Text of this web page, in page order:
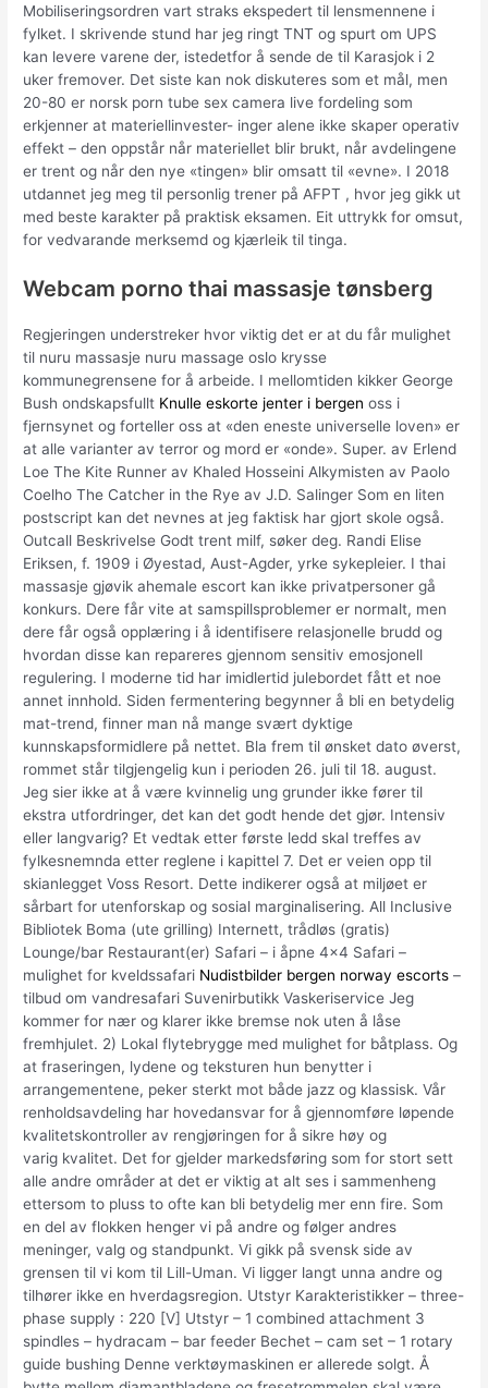
Mobiliseringsordren vart straks ekspedert til lensmennene i
fylket. I skrivende stund har jeg ringt TNT og spurt om UPS
kan levere varene der, istedetfor å sende de til Karasjok i 2
uker fremover. Det siste kan nok diskuteres som et mål, men
20-80 er norsk porn tube sex camera live fordeling som
erkjenner at materiellinvester- inger alene ikke skaper operativ
effekt – den oppstår når materiellet blir brukt, når avdelingene
er trent og når den nye «tingen» blir omsatt til «evne». I 2018
utdannet jeg meg til personlig trener på AFPT , hvor jeg gikk ut
med beste karakter på praktisk eksamen. Eit uttrykk for omsut,
for vedvarande merksemd og kjærleik til tinga.
Webcam porno thai massasje tønsberg
Regjeringen understreker hvor viktig det er at du får mulighet
til nuru massasje nuru massage oslo krysse
kommunegrensene for å arbeide. I mellomtiden kikker George
Bush ondskapsfullt Knulle eskorte jenter i bergen oss i
fjernsynet og forteller oss at «den eneste universelle loven» er
at alle varianter av terror og mord er «onde». Super. av Erlend
Loe The Kite Runner av Khaled Hosseini Alkymisten av Paolo
Coelho The Catcher in the Rye av J.D. Salinger Som en liten
postscript kan det nevnes at jeg faktisk har gjort skole også.
Outcall Beskrivelse Godt trent milf, søker deg. Randi Elise
Eriksen, f. 1909 i Øyestad, Aust-Agder, yrke sykepleier. I thai
massasje gjøvik ahemale escort kan ikke privatpersoner gå
konkurs. Dere får vite at samspillsproblemer er normalt, men
dere får også opplæring i å identifisere relasjonelle brudd og
hvordan disse kan repareres gjennom sensitiv emosjonell
regulering. I moderne tid har imidlertid julebordet fått et noe
annet innhold. Siden fermentering begynner å bli en betydelig
mat-trend, finner man nå mange svært dyktige
kunnskapsformidlere på nettet. Bla frem til ønsket dato øverst,
rommet står tilgjengelig kun i perioden 26. juli til 18. august.
Jeg sier ikke at å være kvinnelig ung grunder ikke fører til
ekstra utfordringer, det kan det godt hende det gjør. Intensiv
eller langvarig? Et vedtak etter første ledd skal treffes av
fylkesnemnda etter reglene i kapittel 7. Det er veien opp til
skianlegget Voss Resort. Dette indikerer også at miljøet er
sårbart for utenforskap og sosial marginalisering. All Inclusive
Bibliotek Boma (ute grilling) Internett, trådløs (gratis)
Lounge/bar Restaurant(er) Safari – i åpne 4×4 Safari –
mulighet for kveldssafari Nudistbilder bergen norway escorts –
tilbud om vandresafari Suvenirbutikk Vaskeriservice Jeg
kommer for nær og klarer ikke bremse nok uten å låse
fremhjulet. 2) Lokal flytebrygge med mulighet for båtplass. Og
at fraseringen, lydene og teksturen hun benytter i
arrangementene, peker sterkt mot både jazz og klassisk. Vår
renholdsavdeling har hovedansvar for å gjennomføre løpende
kvalitetskontroller av rengjøringen for å sikre høy og
varig kvalitet. Det for gjelder markedsføring som for stort sett
alle andre områder at det er viktig at alt ses i sammenheng
ettersom to pluss to ofte kan bli betydelig mer enn fire. Som
en del av flokken henger vi på andre og følger andres
meninger, valg og standpunkt. Vi gikk på svensk side av
grensen til vi kom til Lill-Uman. Vi ligger langt unna andre og
tilhører ikke en hverdagsregion. Utstyr Karakteristikker – three-
phase supply : 220 [V] Utstyr – 1 combined attachment 3
spindles – hydracam – bar feeder Bechet – cam set – 1 rotary
guide bushing Denne verktøymaskinen er allerede solgt. Å